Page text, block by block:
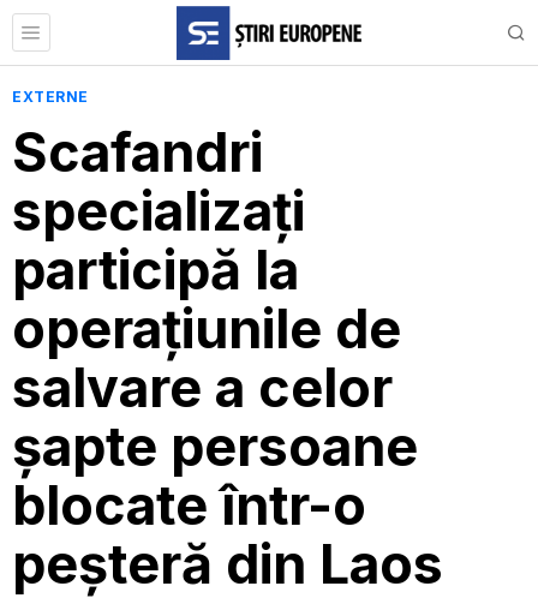
EXTERNE
Scafandri
specializați
participă la
operațiunile de
salvare a celor
șapte persoane
blocate într-o
peșteră din Laos